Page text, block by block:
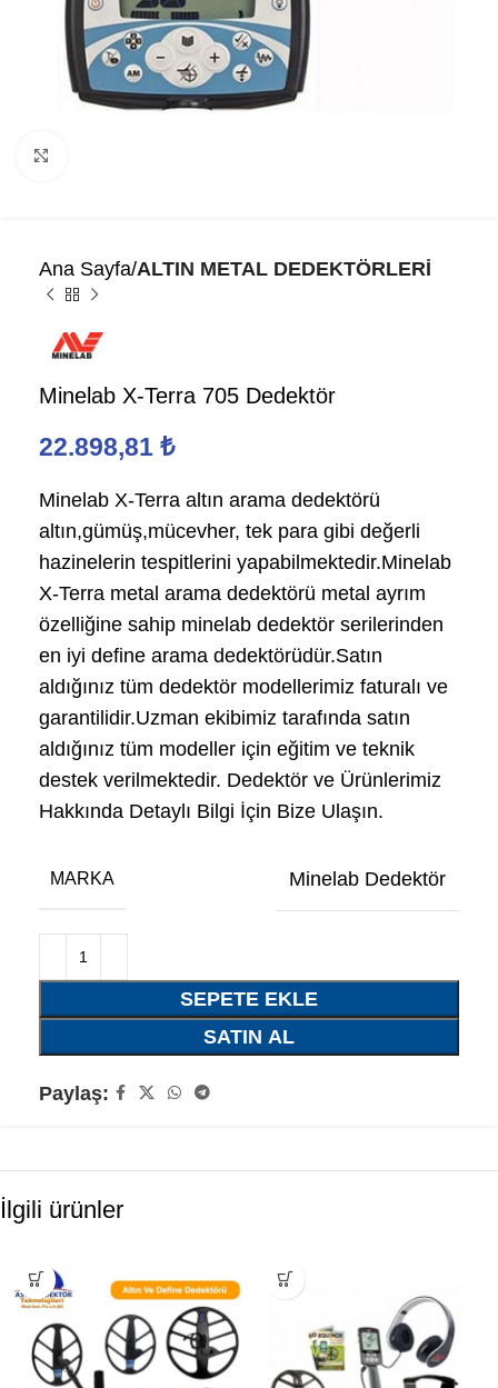
Ana Sayfa ALTIN METAL DEDEKTÖRLERİ
Minelab X-Terra 705 Dedektör
22.898,81 ₺
Minelab X-Terra altın arama dedektörü
altın,gümüş,mücevher, tek para gibi değerli
hazinelerin tespitlerini yapabilmektedir.Minelab
X-Terra metal arama dedektörü metal ayrım
özelliğine sahip minelab dedektör serilerinden
en iyi define arama dedektörüdür.Satın
aldığınız tüm dedektör modellerimiz faturalı ve
garantilidir.Uzman ekibimiz tarafında satın
aldığınız tüm modeller için eğitim ve teknik
destek verilmektedir. Dedektör ve Ürünlerimiz
Hakkında Detaylı Bilgi İçin Bize Ulaşın.
MARKA Minelab Dedektör
SEPETE EKLE
SATIN AL
Paylaş:
İlgili ürünler